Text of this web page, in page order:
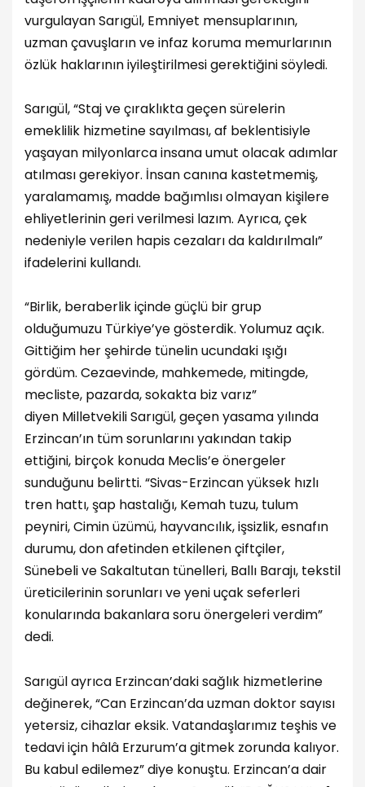
vurgulayan Sarıgül, Emniyet mensuplarının,
uzman çavuşların ve infaz koruma memurlarının
özlük haklarının iyileştirilmesi gerektiğini söyledi.
Sarıgül, “Staj ve çıraklıkta geçen sürelerin
emeklilik hizmetine sayılması, af beklentisiyle
yaşayan milyonlarca insana umut olacak adımlar
atılması gerekiyor. İnsan canına kastetmemiş,
yaralamamış, madde bağımlısı olmayan kişilere
ehliyetlerinin geri verilmesi lazım. Ayrıca, çek
nedeniyle verilen hapis cezaları da kaldırılmalı”
ifadelerini kullandı.
“Birlik, beraberlik içinde güçlü bir grup
olduğumuzu Türkiye’ye gösterdik. Yolumuz açık.
Gittiğim her şehirde tünelin ucundaki ışığı
gördüm. Cezaevinde, mahkemede, mitingde,
mecliste, pazarda, sokakta biz varız”
diyen Milletvekili Sarıgül, geçen yasama yılında
Erzincan’ın tüm sorunlarını yakından takip
ettiğini, birçok konuda Meclis’e önergeler
sunduğunu belirtti. “Sivas-Erzincan yüksek hızlı
tren hattı, şap hastalığı, Kemah tuzu, tulum
peyniri, Cimin üzümü, hayvancılık, işsizlik, esnafın
durumu, don afetinden etkilenen çiftçiler,
Sünebeli ve Sakaltutan tünelleri, Ballı Barajı, tekstil
üreticilerinin sorunları ve yeni uçak seferleri
konularında bakanlara soru önergeleri verdim”
dedi.
Sarıgül ayrıca Erzincan’daki sağlık hizmetlerine
değinerek, “Can Erzincan’da uzman doktor sayısı
yetersiz, cihazlar eksik. Vatandaşlarımız teşhis ve
tedavi için hâlâ Erzurum’a gitmek zorunda kalıyor.
Bu kabul edilemez” diye konuştu. Erzincan’a dair